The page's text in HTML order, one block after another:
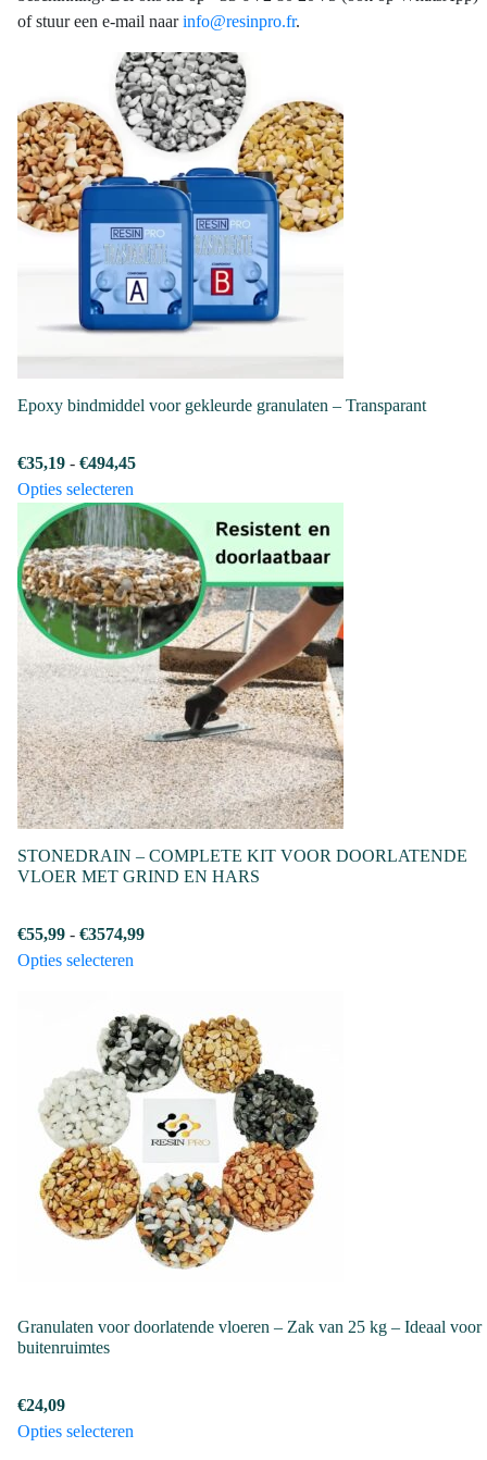
of stuur een e-mail naarinfo@resinpro.fr.
Epoxy bindmiddel voor gekleurde granulaten – Transparant
€35,19 - €494,45Prijsklasse:
tot
€494,45
Opties selecteren
product
heeft
meerdere
variaties.
Deze
optie
kan
gekozen
worden
op
de
productpagina
STONEDRAIN – COMPLETE KIT VOOR DOORLATENDE
VLOER MET GRIND EN HARS
€55,99 - €3574,99Prijsklasse:
€3574,99
Opties selecteren
heeft
meerdere
variaties.
Deze
optie
kan
gekozen
worden
op
de
productpagina
Granulaten voor doorlatende vloeren – Zak van 25 kg – Ideaal voor
buitenruimtes
€24,09
Opties selecteren